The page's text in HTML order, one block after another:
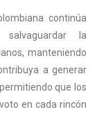
continúa
la
manteniendo
a generar
que los
en cada rincón